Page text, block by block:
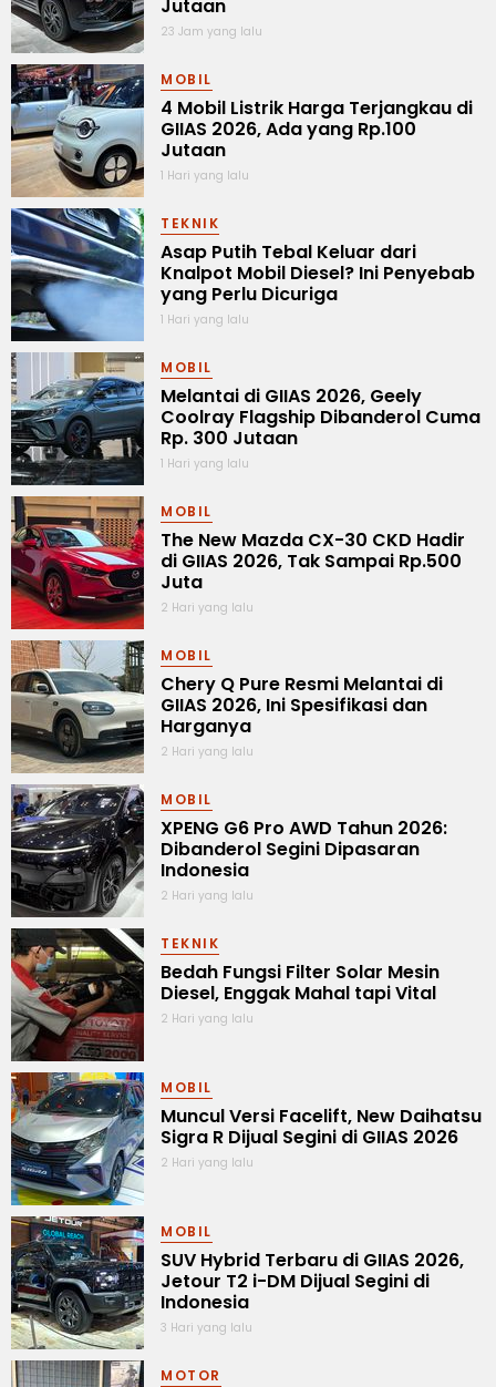
Jutaan
23 Jam yang lalu
MOBIL
4 Mobil Listrik Harga Terjangkau di
GIIAS 2026, Ada yang Rp.100
Jutaan
1 Hari yang lalu
TEKNIK
Asap Putih Tebal Keluar dari
Knalpot Mobil Diesel? Ini Penyebab
yang Perlu Dicuriga
1 Hari yang lalu
MOBIL
Melantai di GIIAS 2026, Geely
Coolray Flagship Dibanderol Cuma
Rp. 300 Jutaan
1 Hari yang lalu
MOBIL
The New Mazda CX-30 CKD Hadir
di GIIAS 2026, Tak Sampai Rp.500
Juta
2 Hari yang lalu
MOBIL
Chery Q Pure Resmi Melantai di
GIIAS 2026, Ini Spesifikasi dan
Harganya
2 Hari yang lalu
MOBIL
XPENG G6 Pro AWD Tahun 2026:
Dibanderol Segini Dipasaran
Indonesia
2 Hari yang lalu
TEKNIK
Bedah Fungsi Filter Solar Mesin
Diesel, Enggak Mahal tapi Vital
2 Hari yang lalu
MOBIL
Muncul Versi Facelift, New Daihatsu
Sigra R Dijual Segini di GIIAS 2026
2 Hari yang lalu
MOBIL
SUV Hybrid Terbaru di GIIAS 2026,
Jetour T2 i-DM Dijual Segini di
Indonesia
3 Hari yang lalu
MOTOR